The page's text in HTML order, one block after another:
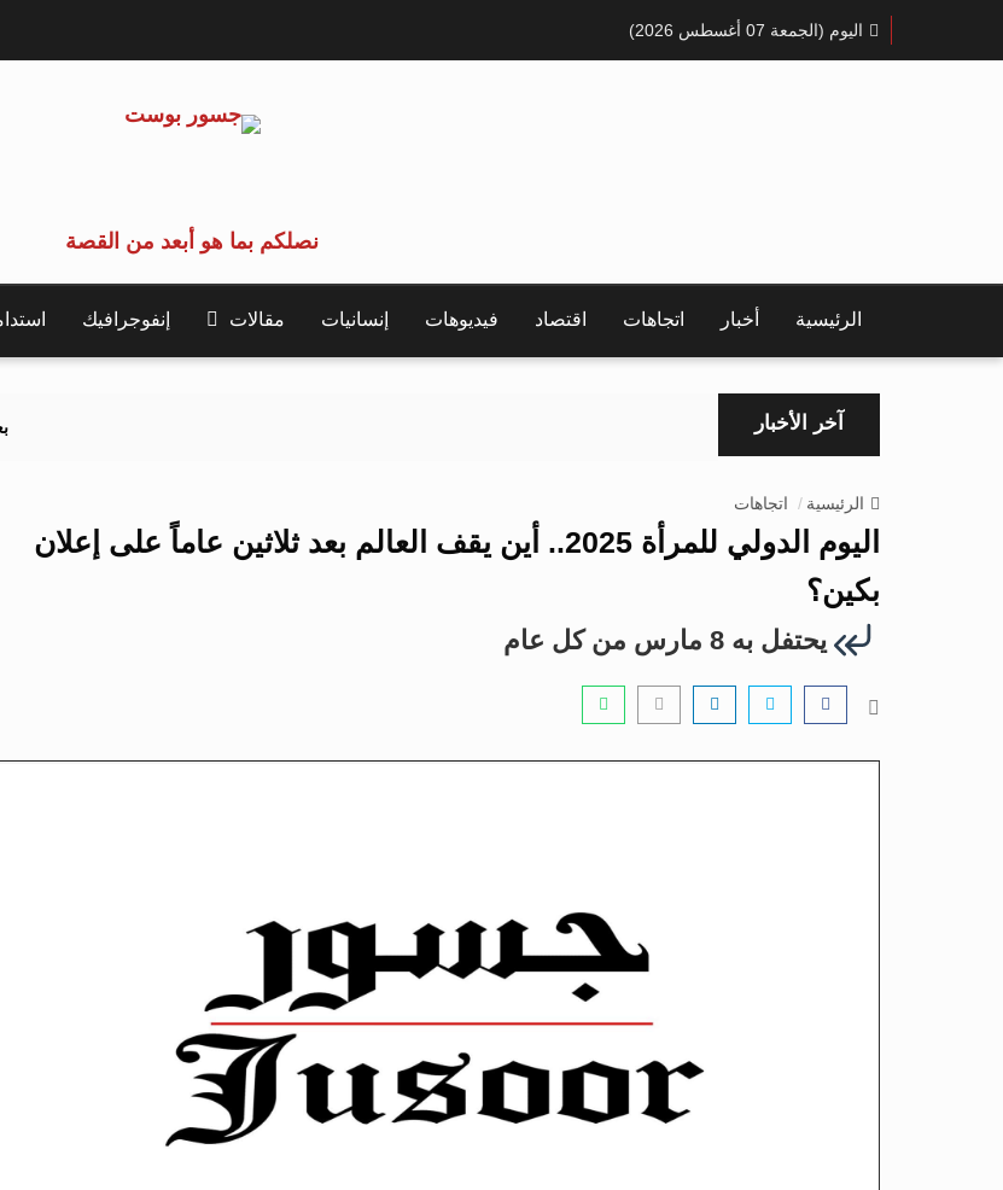
اليوم (الجمعة 07 أغسطس 2026)
نصلكم بما هو أبعد من القصة
الرئيسية أخبار اتجاهات اقتصاد فيديوهات إنسانيات مقالات إنفوجرافيك
آخر الأخبار بعد تحذيرات
الرئيسية اتجاهات
اليوم الدولي للمرأة 2025.. أين يقف العالم بعد ثلاثين عاماً على إعلان
بكين؟
يحتفل به 8 مارس من كل عام